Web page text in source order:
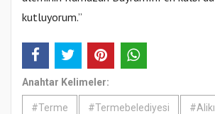
kutluyorum.”
Anahtar Kelimeler:
#Terme #Termebelediyesi